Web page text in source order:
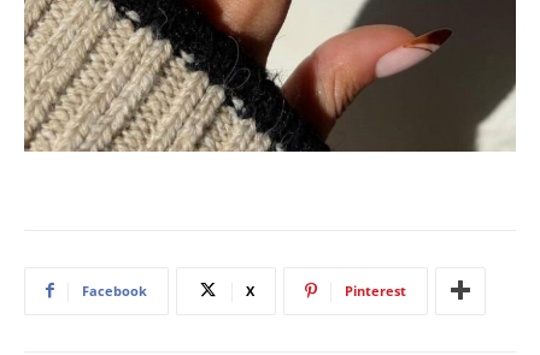
Facebook X Pinterest